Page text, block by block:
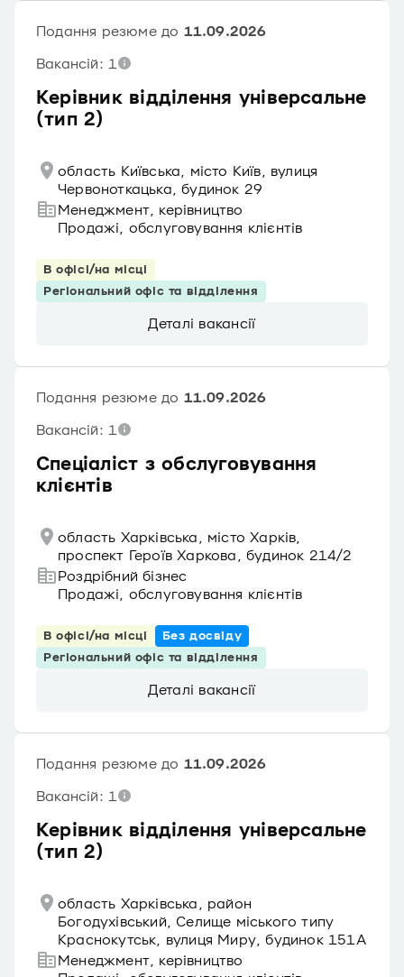
Керівник відділення універсальне
(тип 2)
Подання резюме до 11.09.2026
Вакансій: 1
область Київська, місто Київ, вулиця
Червоноткацька, будинок 29
Менеджмент, керівництво
Продажі, обслуговування клієнтів
В офісі/на місці
Регіональний офіс та відділення
Деталі вакансії
Спеціаліст з обслуговування
клієнтів
Подання резюме до 11.09.2026
Вакансій: 1
область Харківська, місто Харків,
проспект Героїв Харкова, будинок 214/2
Роздрібний бізнес
Продажі, обслуговування клієнтів
В офісі/на місці
Без досвіду
Регіональний офіс та відділення
Деталі вакансії
Керівник відділення універсальне
(тип 2)
Подання резюме до 11.09.2026
Вакансій: 1
область Харківська, район
Богодухівський, Селище міського типу
Краснокутськ, вулиця Миру, будинок 151А
Менеджмент, керівництво